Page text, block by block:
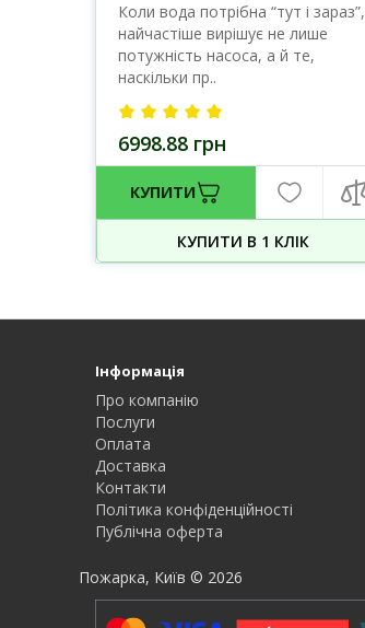
Коли вода потрібна “тут і зараз”,
найчастіше вирішує не лише
потужність насоса, а й те,
наскільки пр..
6998.88 грн
КУПИТИ
КУПИТИ В 1 КЛIК
Інформація
Про компанію
Послуги
Оплата
Доставка
Контакти
Політика конфіденційності
Публічна оферта
Пожарка, Київ © 2026